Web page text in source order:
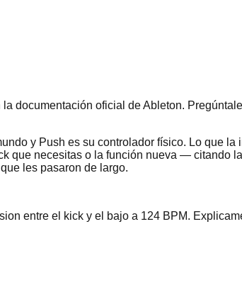
documentación oficial de Ableton.
y Push es su controlador físico. Lo que
que necesitas o la función nueva — citando
les pasaron de largo.
entre el kick y el bajo a 124 BPM.